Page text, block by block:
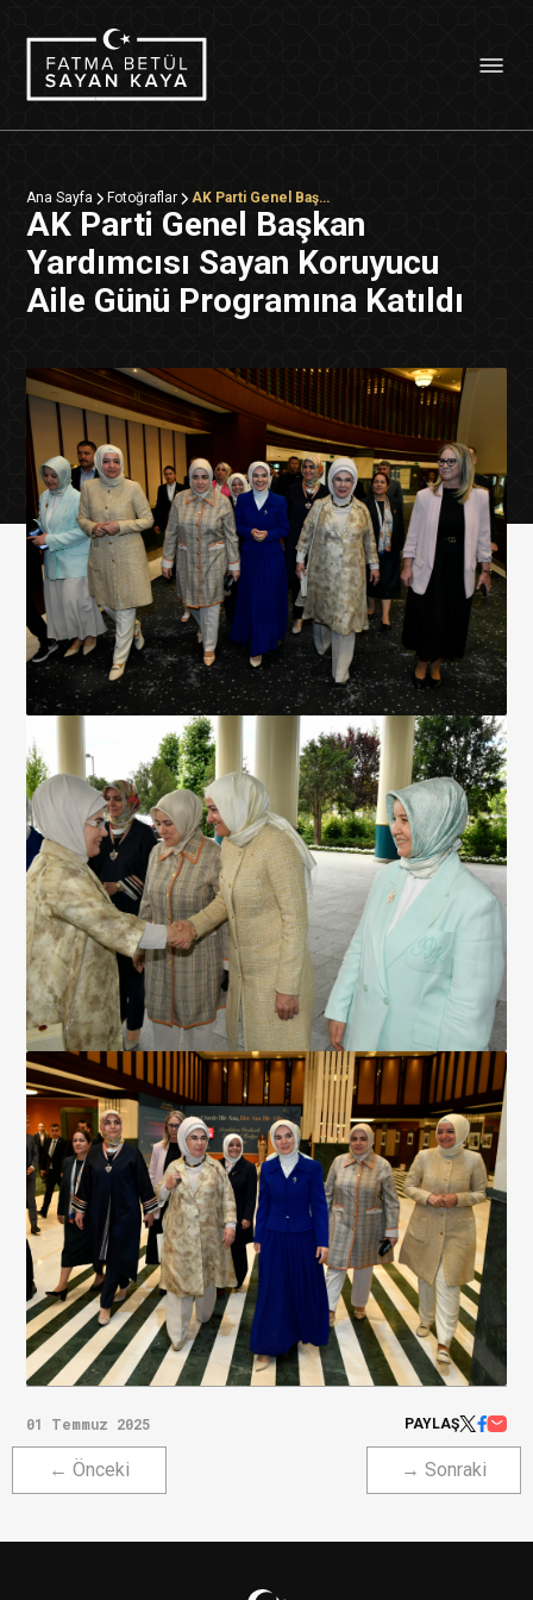
Ana Sayfa Fotoğraflar AK Parti Genel Başkan Yardımcısı Sayan Koruyucu Aile Günü Programına Katıldı
AK Parti Genel Başkan
Yardımcısı Sayan Koruyucu
Aile Günü Programına Katıldı
01 Temmuz 2025 PAYLAŞ
← Önceki → Sonraki